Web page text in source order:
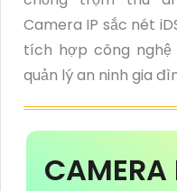
Camera IP sắc nét
tích hợp công nghệ
quản lý an ninh gia